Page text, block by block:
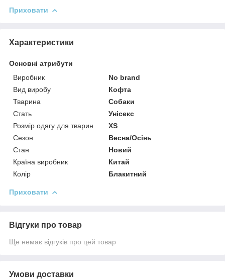
Приховати
Характеристики
Основні атрибути
Виробник
No brand
Вид виробу
Кофта
Тварина
Собаки
Стать
Унісекс
Розмір одягу для тварин
XS
Сезон
Весна/Осінь
Стан
Новий
Країна виробник
Китай
Колір
Блакитний
Приховати
Відгуки про товар
Ще немає відгуків про цей товар
Умови доставки